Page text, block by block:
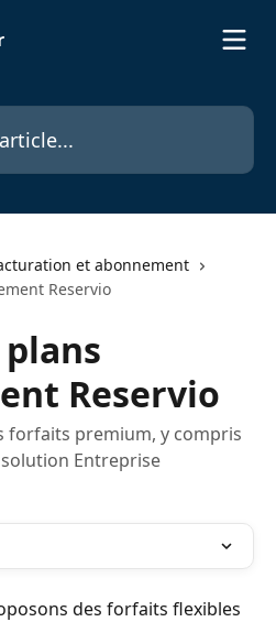
et abonnement
Reservio
Reservio
forfaits premium, y compris
Entreprise
des forfaits flexibles